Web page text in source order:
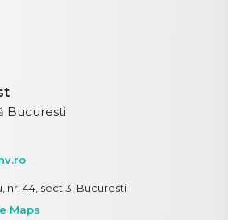
Bucuresti
nr. 44, sect 3, Bucuresti
Maps